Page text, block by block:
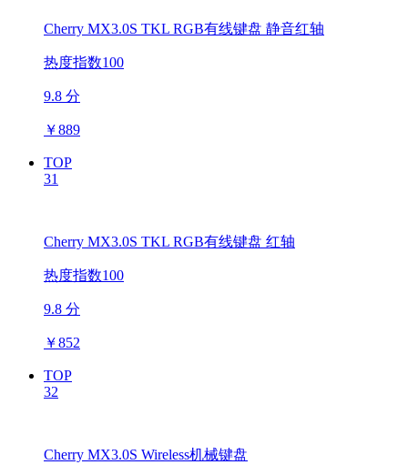
Cherry MX3.0S TKL RGB有线键盘 静音红轴
热度指数100
9.8 分
￥889
TOP
31
Cherry MX3.0S TKL RGB有线键盘 红轴
热度指数100
9.8 分
￥852
TOP
32
Cherry MX3.0S Wireless机械键盘